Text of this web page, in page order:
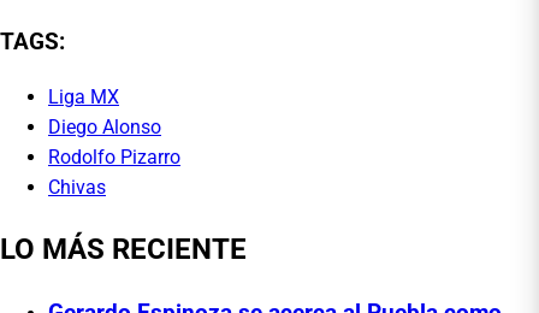
TAGS:
Liga MX
Diego Alonso
Rodolfo Pizarro
Chivas
LO MÁS RECIENTE